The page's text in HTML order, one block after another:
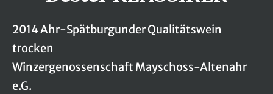
2014 Ahr-Spätburgunder Qualitätswein
trocken
Winzergenossenschaft Mayschoss-Altenahr
e.G.